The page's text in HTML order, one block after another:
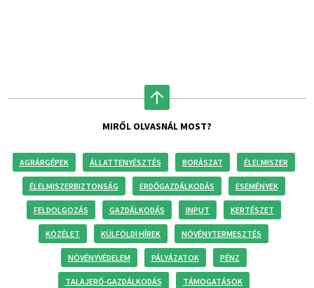
MIRŐL OLVASNÁL MOST?
AGRÁRGÉPEK ÁLLATTENYÉSZTÉS BORÁSZAT ÉLELMISZER
ÉLELMISZERBIZTONSÁG ERDŐGAZDÁLKODÁS ESEMÉNYEK
FELDOLGOZÁS GAZDÁLKODÁS INPUT KERTÉSZET
KÖZÉLET KÜLFÖLDI HÍREK NÖVÉNYTERMESZTÉS
NÖVÉNYVÉDELEM PÁLYÁZATOK PÉNZ
TALAJERŐ-GAZDÁLKODÁS TÁMOGATÁSOK